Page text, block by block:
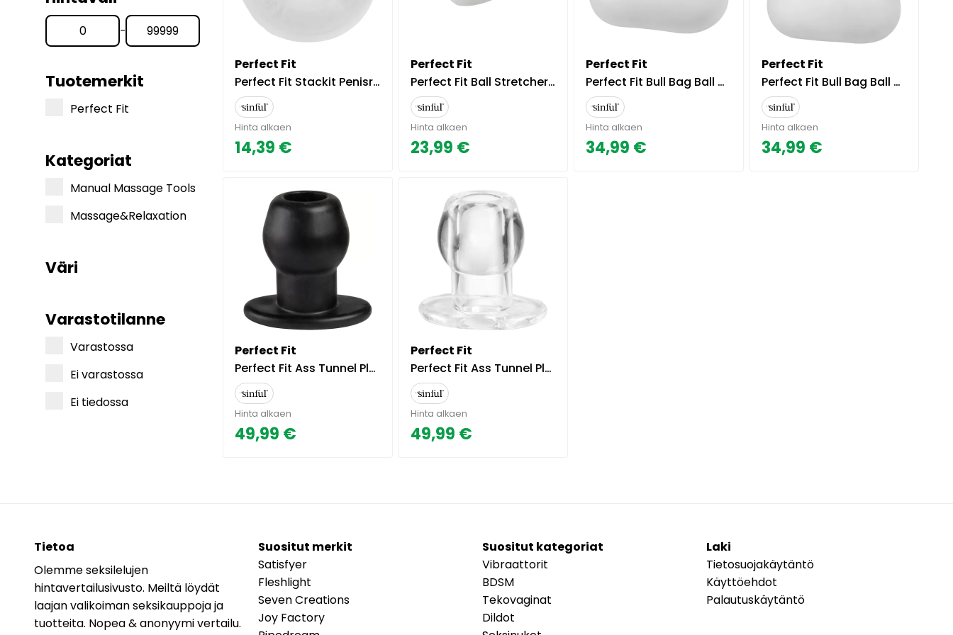
-
Tuotemerkit
Perfect Fit
Kategoriat
Manual Massage Tools
Massage&Relaxation
Väri
Varastotilanne
Varastossa
Ei varastossa
Ei tiedossa
Perfect Fit
Perfect Fit Stackit Penisrengas - Kirkas
Hinta alkaen
14,39 €
Perfect Fit
Perfect Fit Ball Stretcher - Kirkas
Hinta alkaen
23,99 €
Perfect Fit
Perfect Fit Bull Bag Ball Stretcher - Kirkas
Hinta alkaen
34,99 €
Perfect Fit
Perfect Fit Bull Bag Ball Stretcher XL - Kirkas
Hinta alkaen
34,99 €
Perfect Fit
Perfect Fit Ass Tunnel Plug Iso Anustappi - Musta
Hinta alkaen
49,99 €
Perfect Fit
Perfect Fit Ass Tunnel Plug Iso Anustappi - Kirkas
Hinta alkaen
49,99 €
Tietoa
Olemme seksilelujen
hintavertailusivusto. Meiltä löydät
laajan valikoiman seksikauppoja ja
tuotteita. Nopea & anonyymi vertailu.
Suositut merkit
Satisfyer
Fleshlight
Seven Creations
Joy Factory
Suositut kategoriat
Vibraattorit
BDSM
Tekovaginat
Dildot
Laki
Tietosuojakäytäntö
Käyttöehdot
Palautuskäytäntö